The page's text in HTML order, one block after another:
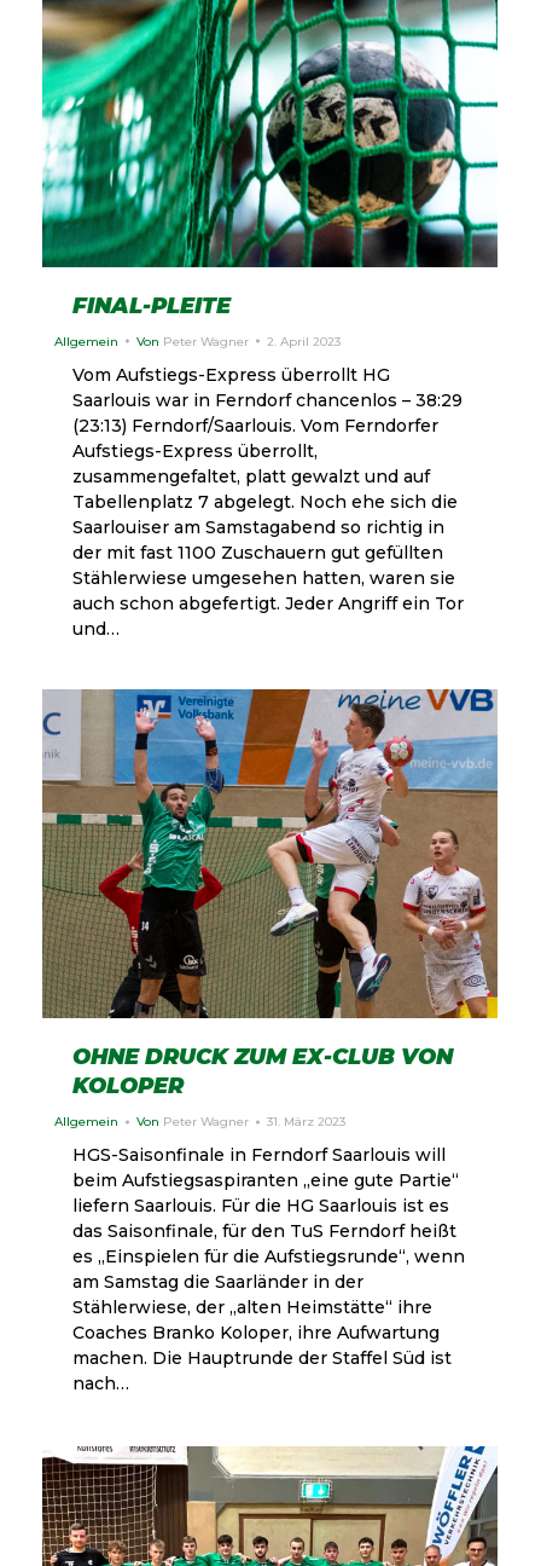
FINAL-PLEITE
Allgemein Von Peter Wagner 2. April 2023
Vom Aufstiegs-Express überrollt HG
Saarlouis war in Ferndorf chancenlos – 38:29
(23:13) Ferndorf/Saarlouis. Vom Ferndorfer
Aufstiegs-Express überrollt,
zusammengefaltet, platt gewalzt und auf
Tabellenplatz 7 abgelegt. Noch ehe sich die
Saarlouiser am Samstagabend so richtig in
der mit fast 1100 Zuschauern gut gefüllten
Stählerwiese umgesehen hatten, waren sie
auch schon abgefertigt. Jeder Angriff ein Tor
und…
OHNE DRUCK ZUM EX-CLUB VON
KOLOPER
Allgemein Von Peter Wagner 31. März 2023
HGS-Saisonfinale in Ferndorf Saarlouis will
beim Aufstiegsaspiranten „eine gute Partie“
liefern Saarlouis. Für die HG Saarlouis ist es
das Saisonfinale, für den TuS Ferndorf heißt
es „Einspielen für die Aufstiegsrunde“, wenn
am Samstag die Saarländer in der
Stählerwiese, der „alten Heimstätte“ ihre
Coaches Branko Koloper, ihre Aufwartung
machen. Die Hauptrunde der Staffel Süd ist
nach…